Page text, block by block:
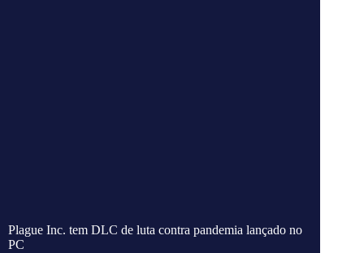
Plague Inc. tem DLC de luta contra pandemia lançado no
PC